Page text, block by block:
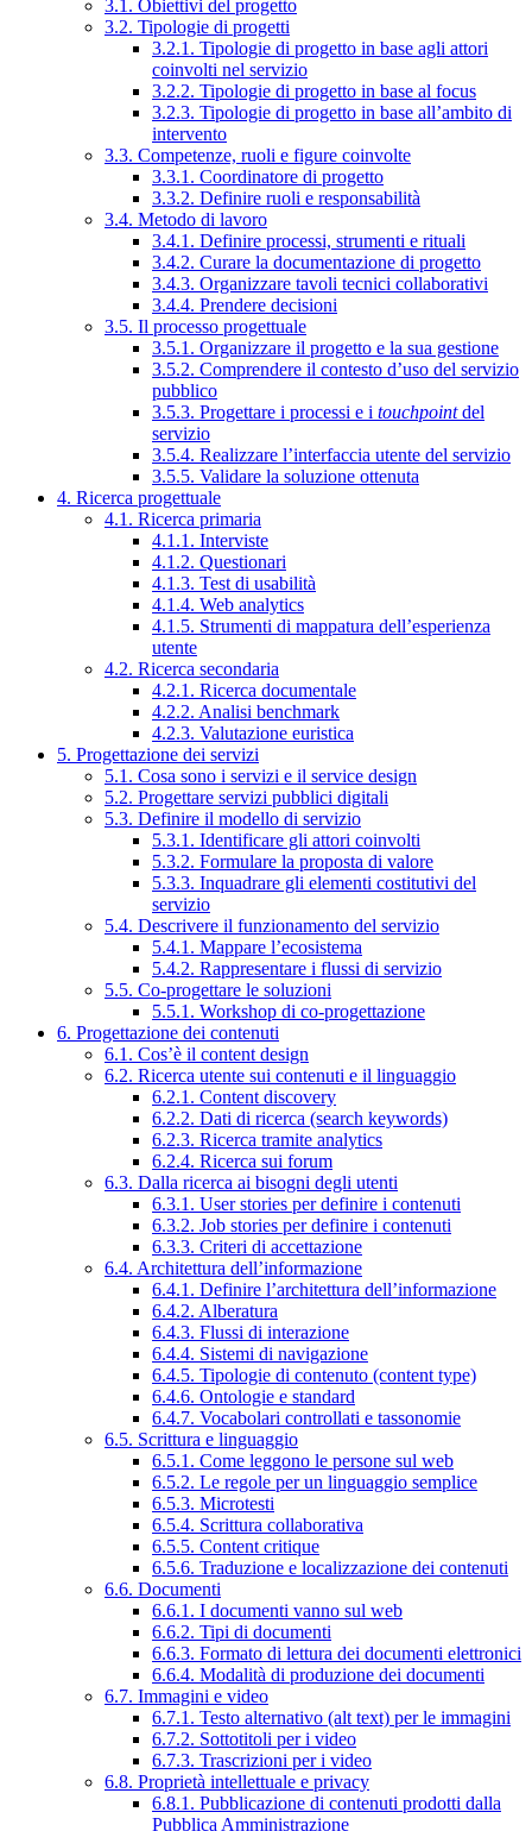
3.1. Obiettivi del progetto
3.2. Tipologie di progetti
3.2.1. Tipologie di progetto in base agli attori
coinvolti nel servizio
3.2.2. Tipologie di progetto in base al focus
3.2.3. Tipologie di progetto in base all’ambito di
intervento
3.3. Competenze, ruoli e figure coinvolte
3.3.1. Coordinatore di progetto
3.3.2. Definire ruoli e responsabilità
3.4. Metodo di lavoro
3.4.1. Definire processi, strumenti e rituali
3.4.2. Curare la documentazione di progetto
3.4.3. Organizzare tavoli tecnici collaborativi
3.4.4. Prendere decisioni
3.5. Il processo progettuale
3.5.1. Organizzare il progetto e la sua gestione
3.5.2. Comprendere il contesto d’uso del servizio
pubblico
3.5.3. Progettare i processi e i touchpointdel
servizio
3.5.4. Realizzare l’interfaccia utente del servizio
3.5.5. Validare la soluzione ottenuta
4. Ricerca progettuale
4.1. Ricerca primaria
4.1.1. Interviste
4.1.2. Questionari
4.1.3. Test di usabilità
4.1.4. Web analytics
4.1.5. Strumenti di mappatura dell’esperienza
utente
4.2. Ricerca secondaria
4.2.1. Ricerca documentale
4.2.2. Analisi benchmark
4.2.3. Valutazione euristica
5. Progettazione dei servizi
5.1. Cosa sono i servizi e il service design
5.2. Progettare servizi pubblici digitali
5.3. Definire il modello di servizio
5.3.1. Identificare gli attori coinvolti
5.3.2. Formulare la proposta di valore
5.3.3. Inquadrare gli elementi costitutivi del
servizio
5.4. Descrivere il funzionamento del servizio
5.4.1. Mappare l’ecosistema
5.4.2. Rappresentare i flussi di servizio
5.5. Co-progettare le soluzioni
5.5.1. Workshop di co-progettazione
6. Progettazione dei contenuti
6.1. Cos’è il content design
6.2. Ricerca utente sui contenuti e il linguaggio
6.2.1. Content discovery
6.2.2. Dati di ricerca (search keywords)
6.2.3. Ricerca tramite analytics
6.2.4. Ricerca sui forum
6.3. Dalla ricerca ai bisogni degli utenti
6.3.1. User stories per definire i contenuti
6.3.2. Job stories per definire i contenuti
6.3.3. Criteri di accettazione
6.4. Architettura dell’informazione
6.4.1. Definire l’architettura dell’informazione
6.4.2. Alberatura
6.4.3. Flussi di interazione
6.4.4. Sistemi di navigazione
6.4.5. Tipologie di contenuto (content type)
6.4.6. Ontologie e standard
6.4.7. Vocabolari controllati e tassonomie
6.5. Scrittura e linguaggio
6.5.1. Come leggono le persone sul web
6.5.2. Le regole per un linguaggio semplice
6.5.3. Microtesti
6.5.4. Scrittura collaborativa
6.5.5. Content critique
6.5.6. Traduzione e localizzazione dei contenuti
6.6. Documenti
6.6.1. I documenti vanno sul web
6.6.2. Tipi di documenti
6.6.3. Formato di lettura dei documenti elettronici
6.6.4. Modalità di produzione dei documenti
6.7. Immagini e video
6.7.1. Testo alternativo (alt text) per le immagini
6.7.2. Sottotitoli per i video
6.7.3. Trascrizioni per i video
6.8. Proprietà intellettuale e privacy
6.8.1. Pubblicazione di contenuti prodotti dalla
Pubblica Amministrazione